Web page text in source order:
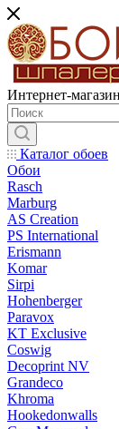
Интернет-
Каталог обоев
Обои
Rasch
Marburg
AS Creation
PS International
Erismann
Komar
Sirpi
Hohenberger
Paravox
KT Exclusive
Coswig
Decoprint NV
Grandeco
Khroma
Hookedonwalls